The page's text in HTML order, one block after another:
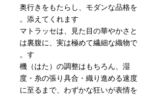
奥行きをもたらし、モダンな品格を
添えてくれます。
マトラッセは、見た目の華やかさと
は裏腹に、実は極めて繊細な織物で
す。
機（はた）の調整はもちろん、湿
度・糸の張り具合・織り進める速度
に至るまで、わずかな狂いが表情を